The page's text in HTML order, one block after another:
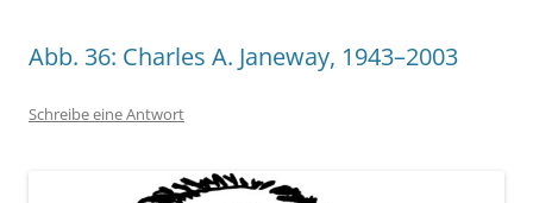
Abb. 36: Charles A. Janeway, 1943–2003
Schreibe eine Antwort